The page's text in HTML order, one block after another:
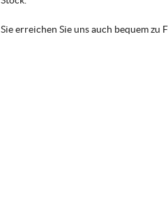
Sie erreichen Sie uns auch bequem